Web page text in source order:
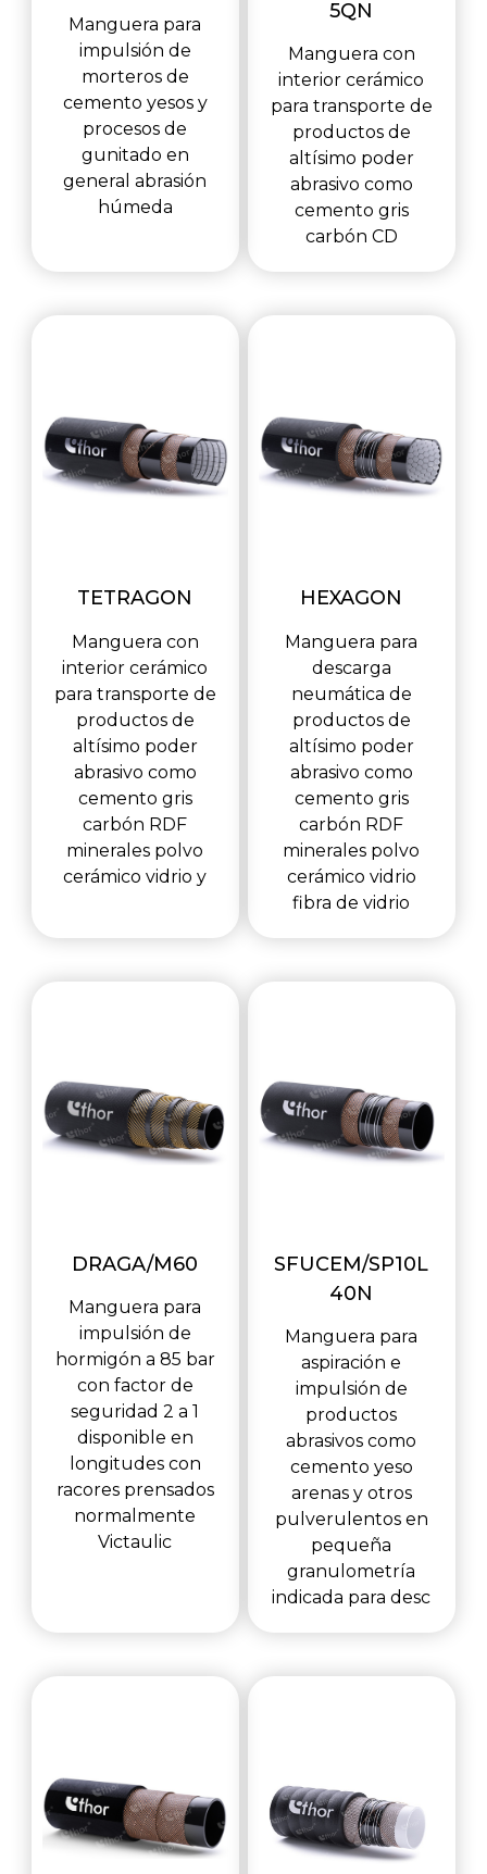
Manguera para
impulsión de
morteros de
cemento yesos y
procesos de
gunitado en
general abrasión
húmeda
5QN
Manguera con
interior cerámico
para transporte de
productos de
altísimo poder
abrasivo como
cemento gris
carbón CD
TETRAGON
Manguera con
interior cerámico
para transporte de
productos de
altísimo poder
abrasivo como
cemento gris
carbón RDF
minerales polvo
cerámico vidrio y
HEXAGON
Manguera para
descarga
neumática de
productos de
altísimo poder
abrasivo como
cemento gris
carbón RDF
minerales polvo
cerámico vidrio
fibra de vidrio
DRAGA/M60
Manguera para
impulsión de
hormigón a 85 bar
con factor de
seguridad 2 a 1
disponible en
longitudes con
racores prensados
normalmente
Victaulic
SFUCEM/SP10L
40N
Manguera para
aspiración e
impulsión de
productos
abrasivos como
cemento yeso
arenas y otros
pulverulentos en
pequeña
granulometría
indicada para desc